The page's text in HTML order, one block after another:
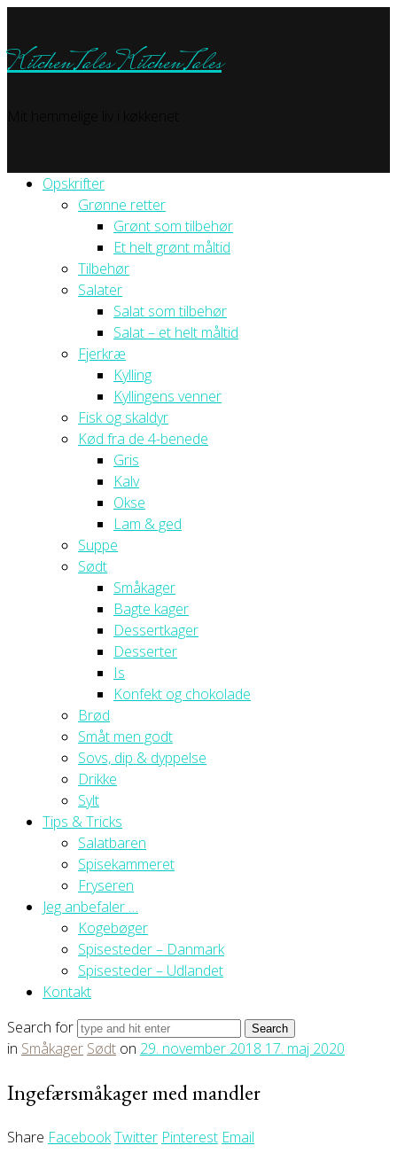
KitchenTalesKitchenTales
Opskrifter
Grønne retter
Grønt som tilbehør
Et helt grønt måltid
Tilbehør
Salater
Salat som tilbehør
Salat – et helt måltid
Fjerkræ
Kylling
Kyllingens venner
Fisk og skaldyr
Kød fra de 4-benede
Gris
Kalv
Okse
Lam & ged
Suppe
Sødt
Småkager
Bagte kager
Dessertkager
Desserter
Is
Konfekt og chokolade
Brød
Småt men godt
Sovs, dip & dyppelse
Drikke
Sylt
Tips & Tricks
Salatbaren
Spisekammeret
Fryseren
Jeg anbefaler …
Kogebøger
Spisesteder – Danmark
Spisesteder – Udlandet
Kontakt
Search for
in Småkager Sødt on 29. november 2018 17. maj 2020
Ingefærsmåkager med mandler
Share FacebookTwitter Pinterest Email